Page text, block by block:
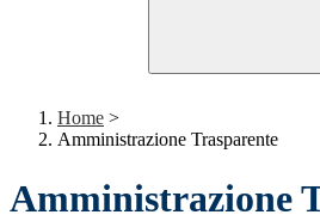
Home >
Amministrazione Trasparente
Amministrazione